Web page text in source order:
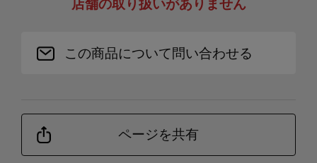
店舗の取り扱いがありません
この商品について問い合わせる
ページを共有